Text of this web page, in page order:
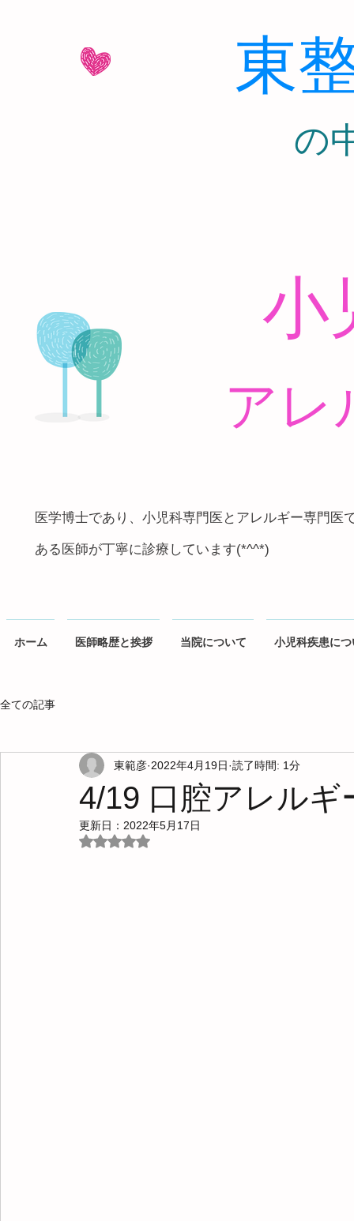
東
の
小
アレ
医学博士であり、小児科専門医とアレルギー専門医
ある医師が丁寧に診療しています(*^^*)
ホーム 医師略歴と挨拶 当院について 小児科疾患につ
全ての記事
4/19 口腔アレル
東範彦 2022年4月19日 読了時間: 1分
更新日： 2022年5月17日
5つ星のうちNaNと評価されています。